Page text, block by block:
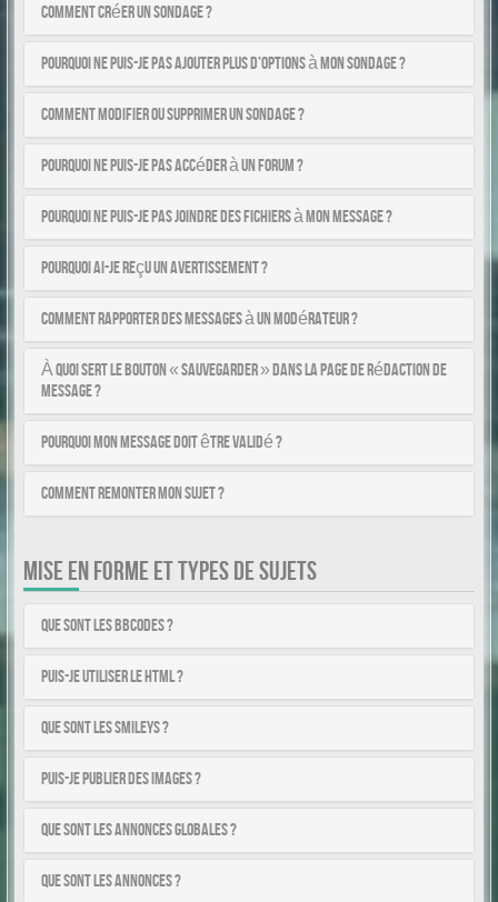
Comment créer un sondage ?
Pourquoi ne puis-je pas ajouter plus d’options à mon sondage ?
Comment modifier ou supprimer un sondage ?
Pourquoi ne puis-je pas accéder à un forum ?
Pourquoi ne puis-je pas joindre des fichiers à mon message ?
Pourquoi ai-je reçu un avertissement ?
Comment rapporter des messages à un modérateur ?
À quoi sert le bouton « Sauvegarder » dans la page de rédaction de
message ?
Pourquoi mon message doit être validé ?
Comment remonter mon sujet ?
MISE EN FORME ET TYPES DE SUJETS
Que sont les BBCodes ?
Puis-je utiliser le HTML ?
Que sont les smileys ?
Puis-je publier des images ?
Que sont les annonces globales ?
Que sont les annonces ?